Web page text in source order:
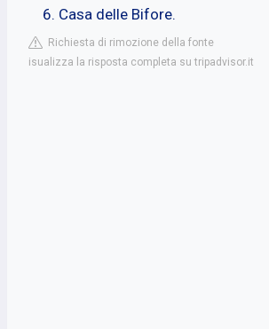
Casa delle Bifore.
Richiesta di rimozione della fonte
isualizza la risposta completa su tripadvisor.it